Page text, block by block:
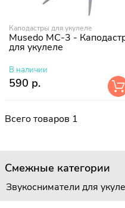
Каподастры для укулеле
Musedo MC-3 -
для укулеле
В наличии
590 р.
Всего товаров 1
Смежные категории
Звукосниматели для